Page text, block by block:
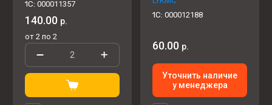
1C: 000011357
140.00 р.
от 2 по 2
1C: 000012188
60.00 р.
Уточнить наличие
у менеджера